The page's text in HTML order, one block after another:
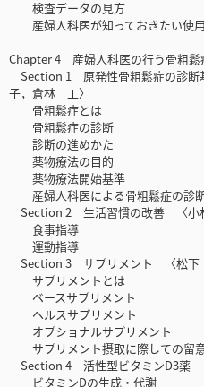
検査データの見方
産婦人科医が知っておきたい使
Chapter 4 産婦人科医の行う骨粗鬆
Section 1 原発性骨粗鬆症の診断
子，倉林 工〉
骨粗鬆症とは
骨粗鬆症の診断
診断の進めかた
薬物療法の目的
薬物療法開始基準
産婦人科医による骨粗鬆症の診
Section 2 生活習慣の改善 〈小
食事指導
運動指導
Section 3 サプリメント 〈松下
サプリメントとは
ベースサプリメント
ヘルスサプリメント
オプショナルサプリメント
サプリメント摂取に際しての留
Section 4 活性型ビタミンD3薬
ビタミンDの生成・代謝